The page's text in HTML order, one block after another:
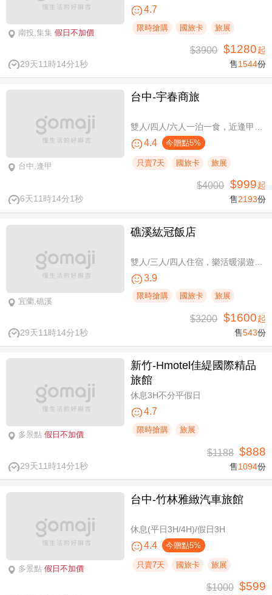
南投,集集 假日不加價
4.7
限時搶購 國旅卡 旅展
29天11時14分0秒
$3900 $1280起
售1544份
台中,逢甲
台中-宇春商旅
雙人/四人/六人一泊一食，近逢甲商圈親子假期
4.4 今贈點5%
只賣7天 國旅卡 旅展
6天11時14分0秒
$4000 $999起
售2193份
宜蘭,礁溪
礁溪紘冠飯店
3.9
限時搶購 國旅卡 旅展
29天11時14分0秒
$3200 $1600起
售543份
多景點 假日不加價
新竹-Hmotel佳緹國際精品
旅館
休息3H不分平假日
4.7
限時搶購 旅展
29天11時14分0秒
$1188 $888
售1094份
多景點 假日不加價
台中-竹林雅緻汽車旅館
休息(平日3H/4H)/假日3H
4.4 今贈點5%
只賣7天 國旅卡 旅展
$1000 $599